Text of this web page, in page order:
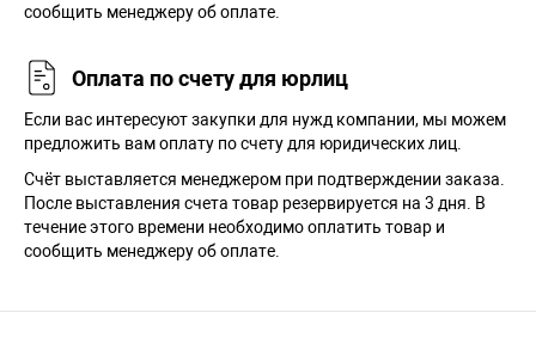
сообщить менеджеру об оплате.
Оплата по счету для юрлиц
Если вас интересуют закупки для нужд компании, мы можем
предложить вам оплату по счету для юридических лиц.
Счёт выставляется менеджером при подтверждении заказа.
После выставления счета товар резервируется на 3 дня. В
течение этого времени необходимо оплатить товар и
сообщить менеджеру об оплате.